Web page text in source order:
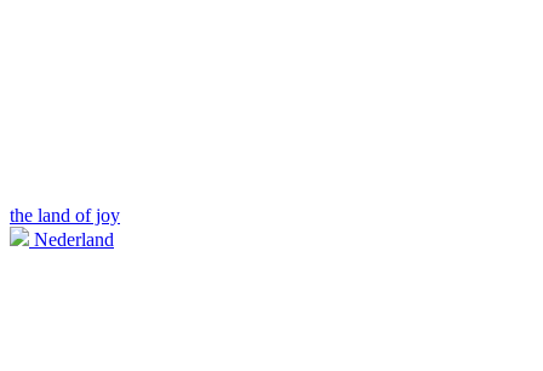
the land of joy
Nederland